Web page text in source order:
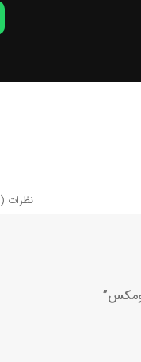
نظرات (0)